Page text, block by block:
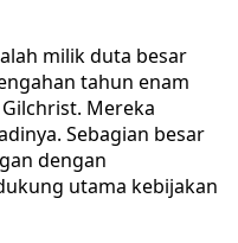
milik duta besar
tahun enam
Mereka
Sebagian besar
dengan
utama kebijakan